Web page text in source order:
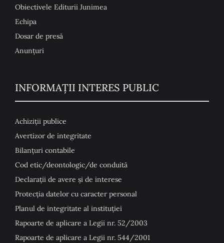
Obiectivele Editurii Junimea
Echipa
Dosar de presă
Anunţuri
INFORMAȚII INTERES PUBLIC
Achiziții publice
Avertizor de integritate
Bilanțuri contabile
Cod etic/deontologic/de conduită
Declarații de avere și de interese
Protecția datelor cu caracter personal
Planul de integritate al instituției
Rapoarte de aplicare a Legii nr. 52/2003
Rapoarte de aplicare a Legii nr. 544/2001